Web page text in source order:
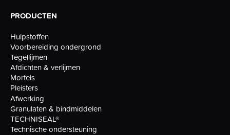
PRODUCTEN
Hulpstoffen
Voorbereiding ondergrond
Tegellijmen
Afdichten & verlijmen
Mortels
Pleisters
Afwerking
Granulaten & bindmiddelen
TECHNISEAL®
Technische ondersteuning